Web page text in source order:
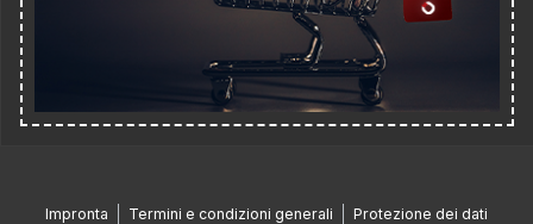
Impronta Termini e condizioni generali
Protezione dei dati